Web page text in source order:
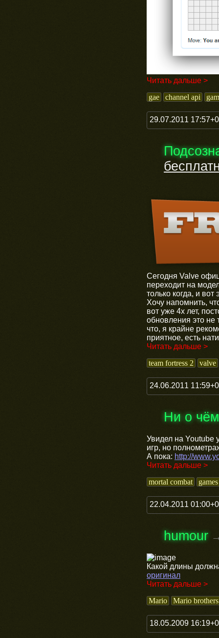
Читать дальше >
gae
channel api
29.07.2011
Сегодня Valve
переходит на
только когда, и вот
Хочу напомнить,
вот уже 4х лет,
обновления это
что, я крайне
приятное, есть
Читать дальше >
team fortress 2
valve
24.06.2011
Ни о чём
Увидел на Youtube
игр, но
А пока: http://
Читать дальше >
mortal combat
games
22.04.2011
humour
Какой длины
оригинал
Читать дальше >
Mario
Mario brothers
18.05.2009